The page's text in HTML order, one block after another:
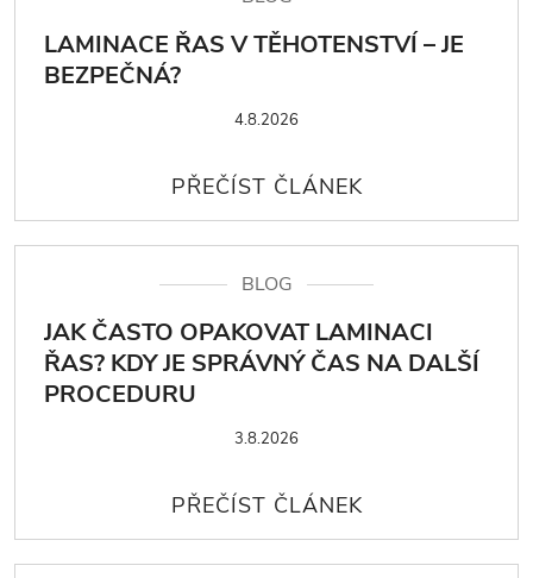
LAMINACE ŘAS V TĚHOTENSTVÍ – JE
BEZPEČNÁ?
4.8.2026
BLOG
JAK ČASTO OPAKOVAT LAMINACI
ŘAS? KDY JE SPRÁVNÝ ČAS NA DALŠÍ
PROCEDURU
3.8.2026